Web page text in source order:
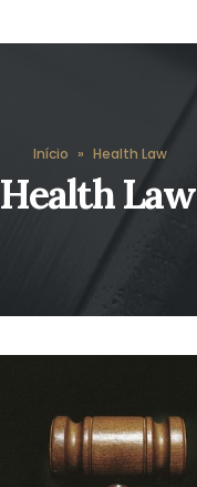
Início » Health Law
Health Law